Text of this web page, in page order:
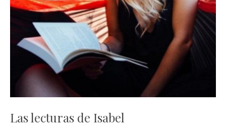
Las lecturas de Isabel